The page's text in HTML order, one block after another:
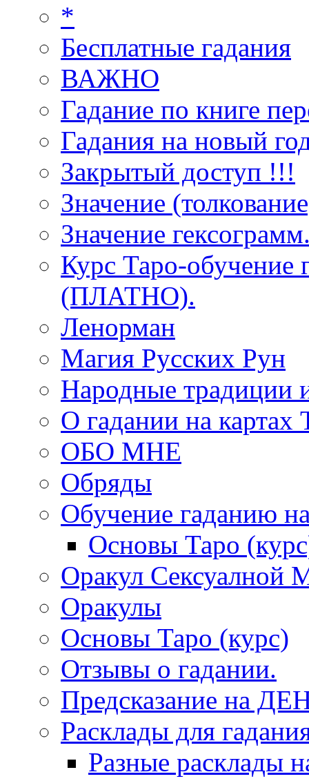
*
Бесплатные гадания
ВАЖНО
Гадание по книге
Гадания на новый
Закрытый доступ !!!
Значение
Значение
Курс Таро-обучение
(ПЛАТНО).
Ленорман
Магия Русских Рун
Народные традиции
О гадании на картах
ОБО МНЕ
Обряды
Обучение гаданию
Основы Таро
Оракул Сексуалной
Оракулы
Основы Таро (курс)
Отзывы о гадании.
Предсказание на
Расклады для
Разные расклады